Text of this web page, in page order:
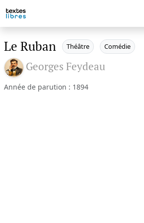
Le Ruban Théâtre Comédie
Georges Feydeau
Année de parution : 1894